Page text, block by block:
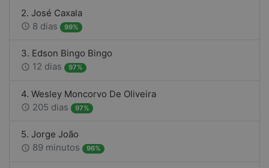
2. José Caxala
access_time 8 dias 99%
3. Edson Bingo Bingo
access_time 12 dias 97%
4. Wesley Moncorvo De Oliveira
access_time 205 dias 97%
5. Jorge João
access_time 89 minutos 96%